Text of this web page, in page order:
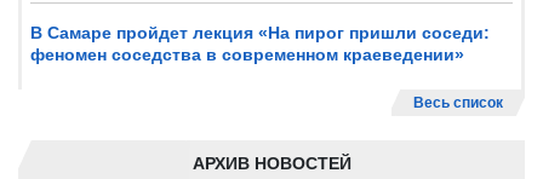
В Самаре пройдет лекция «На пирог пришли соседи:
феномен соседства в современном краеведении»
Весь список
АРХИВ НОВОСТЕЙ